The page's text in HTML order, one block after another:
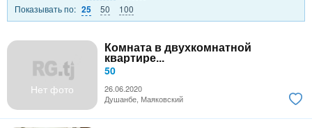
Показывать по: 25 50 100
Нет фото
Комната в двухкомнатной
квартире...
50
26.06.2020
Душанбе, Маяковский